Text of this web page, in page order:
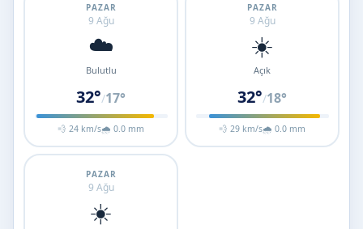
PAZAR
9 Ağu
☁️
Bulutlu
32°/17°
💨 24 km/s🌧 0.0 mm
PAZAR
9 Ağu
☀️
Açık
32°/18°
💨 29 km/s🌧 0.0 mm
PAZAR
9 Ağu
☀️